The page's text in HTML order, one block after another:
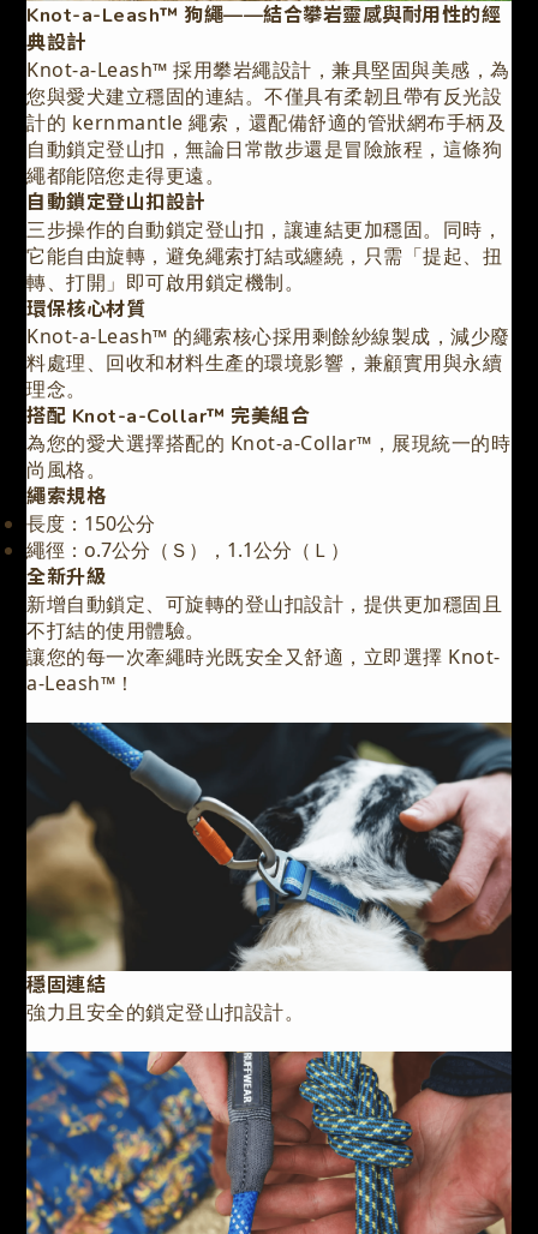
Knot-a-Leash™ 狗繩——結合攀岩靈感與耐用性的經
典設計
Knot-a-Leash™ 採用攀岩繩設計，兼具堅固與美感，為
您與愛犬建立穩固的連結。不僅具有柔韌且帶有反光設
計的 kernmantle 繩索，還配備舒適的管狀網布手柄及
自動鎖定登山扣，無論日常散步還是冒險旅程，這條狗
繩都能陪您走得更遠。
自動鎖定登山扣設計
三步操作的自動鎖定登山扣，讓連結更加穩固。同時，
它能自由旋轉，避免繩索打結或纏繞，只需「提起、扭
轉、打開」即可啟用鎖定機制。
環保核心材質
Knot-a-Leash™ 的繩索核心採用剩餘紗線製成，減少廢
料處理、回收和材料生產的環境影響，兼顧實用與永續
理念。
搭配 Knot-a-Collar™ 完美組合
為您的愛犬選擇搭配的 Knot-a-Collar™，展現統一的時
尚風格。
繩索規格
長度：150公分
繩徑：o.7公分（Ｓ），1.1公分（Ｌ）
全新升級
新增自動鎖定、可旋轉的登山扣設計，提供更加穩固且
不打結的使用體驗。
讓您的每一次牽繩時光既安全又舒適，立即選擇 Knot-
a-Leash™！
穩固連結
強力且安全的鎖定登山扣設計。